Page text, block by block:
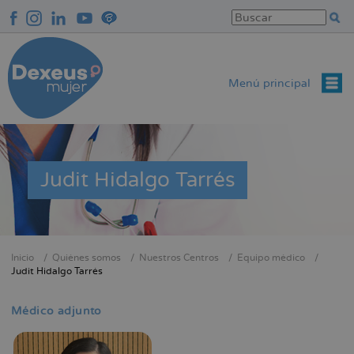
contenido
principal
Menú principal
Judit Hidalgo Tarrés
Sobrescribir
de
ayuda
a
Inicio Quiénes somos Nuestros Centros
Equipo médico
Judit Hidalgo Tarrés
Médico adjunto